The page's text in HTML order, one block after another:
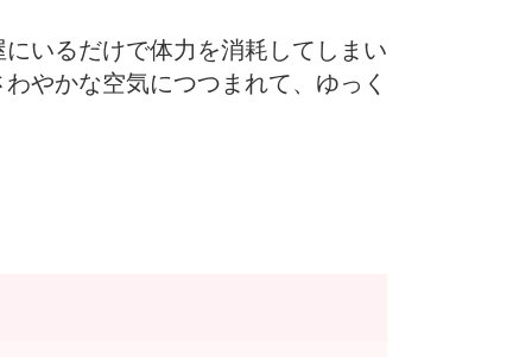
いるだけで体力を消耗してしまい
やかな空気につつまれて、ゆっく